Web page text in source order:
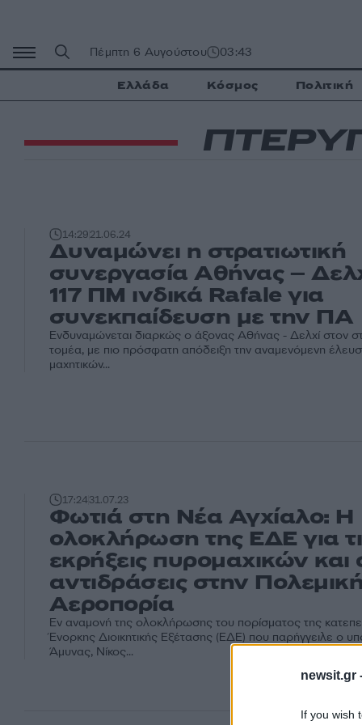
newsit.gr
If you wish
περιεχόμενο
Πέμπτη 6 Αυγούστου 03:43
Ελλάδα Κόσμος Πολιτική
14:2921.06.24
Δυναμώνει η στρατιωτική
συνεργασία Αθήνας –
117 ΠΜ ινδικά Rafale για
συνεκπαίδευση με την ΠΑ
Ενδυναμώνεται διαρκώς ο άξονας Αθήνας - Δελχί στον
τομέα, με πιο πρόσφατη απόδειξη την αναμενόμενη
μαχητικών...
17:2431.07.23
Φωτιά στη Νέα Αγχίαλο: Η
ολοκλήρωση της ΕΔΕ για
εκρήξεις πυρομαχικών και
αντιδράσεις στην Πολεμική
Αεροπορία
Εν αναμονή της ολοκλήρωσης του πορίσματος της
Ένορκης Διοικητικής Εξέτασης (ΕΔΕ) που παρήγγειλε ο
Άμυνας, Νίκος...